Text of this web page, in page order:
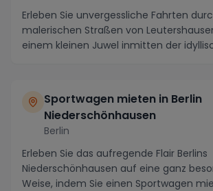
Erleben Sie unvergessliche Fahrten
malerischen Straßen von
einem kleinen Juwel inmitten der
Sportwagen mieten in Berlin
Niederschönhausen
Berlin
Erleben Sie das aufregende Flair Berlins
Niederschönhausen auf eine ganz
Weise, indem Sie einen Sportwagen